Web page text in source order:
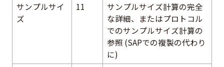
サンプルサイ
ズ
11
サンプルサイズ計算の完全
な詳細、またはプロトコル
でのサンプルサイズ計算の
参照 (SAPでの複製の代わり
に)